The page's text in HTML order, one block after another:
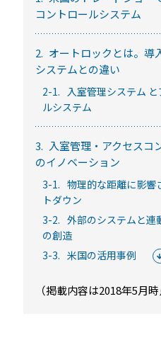
コントロールシステム
2. オートロックとは。導
システムとの違い
2-1. 入室管理システム
ルシステム
3. 入室管理・アクセスコ
のイノベーション
3-1. 物理的な距離に影響
トダウン
3-2. 外部のシステムと連
の創造
3-3. 米国の活用事例
（掲載内容は2018年5月
RemoteLOCKの活用術や業界
常時公開中
5分でわかる！RemoteLOCK
常時公開中
3分でわかる！RemoteLOCK
はじめての方にお
スマートロ
きたいこと
そ、ビジネス